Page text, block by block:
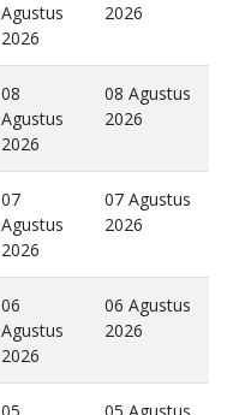
Agustus
2026
2026
08
Agustus
2026
08 Agustus
2026
07
Agustus
2026
07 Agustus
2026
06
Agustus
2026
06 Agustus
2026